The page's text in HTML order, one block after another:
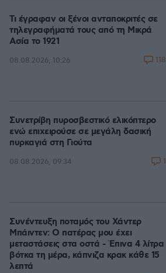
Τι έγραφαν οι ξένοι ανταποκριτές σε
τηλεγραφήματά τους από τη Μικρά
Ασία το 1921
08.08.2026, 10:26 118
Συνετρίβη πυροσβεστικό ελικόπτερο
ενώ επιχειρούσε σε μεγάλη δασική
πυρκαγιά στη Γιούτα
08.08.2026, 09:34 1
Συνέντευξη ποταμός του Χάντερ
Μπάιντεν: Ο πατέρας μου έχει
μεταστάσεις στα οστά - Έπινα 4 λίτρα
βότκα τη μέρα, κάπνιζα κρακ κάθε 15
λεπτά